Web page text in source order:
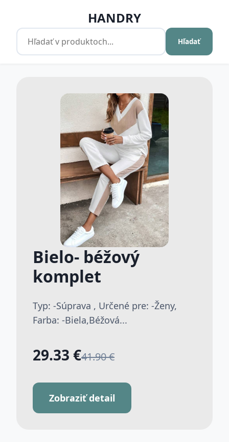
HANDRY
Hľadať
Bielo- béžový
komplet
Typ: -Súprava , Určené pre: -Ženy,
Farba: -Biela,Béžová...
29.33 €41.90 €
Zobraziť detail